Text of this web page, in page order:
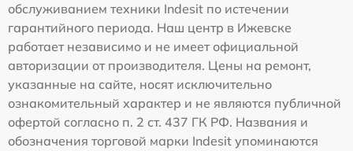
обслуживанием техники Indesit по истечении
гарантийного периода. Наш центр в Ижевске
работает независимо и не имеет официальной
авторизации от производителя. Цены на ремонт,
указанные на сайте, носят исключительно
ознакомительный характер и не являются публичной
офертой согласно п. 2 ст. 437 ГК РФ. Названия и
обозначения торговой марки Indesit упоминаются